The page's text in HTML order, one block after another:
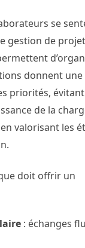
se
gestion de
donnent
priorités,
de la
valorisant les
doit offrir un
: échanges